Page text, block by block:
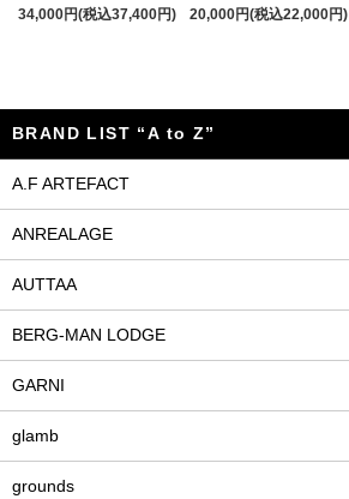
34,000円(税込37,400円)
20,000円(税込22,000円)
BRAND LIST “A to Z”
A.F ARTEFACT
ANREALAGE
AUTTAA
BERG-MAN LODGE
GARNI
glamb
grounds